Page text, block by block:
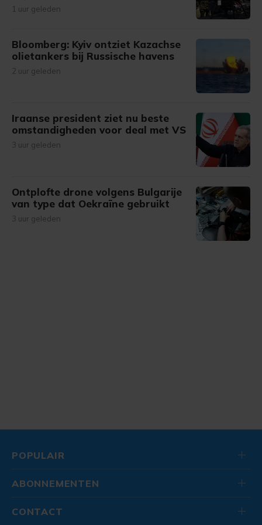
1 uur geleden
Bloomberg: Kyiv ontziet Kazachse
olietankers bij Russische havens
2 uur geleden
Iraanse president ziet nu beste
omstandigheden voor deal met VS
3 uur geleden
Ontplofte drone volgens Bulgarije
van type dat Oekraïne gebruikt
3 uur geleden
POPULAIR
ABONNEMENTEN
CONTACT